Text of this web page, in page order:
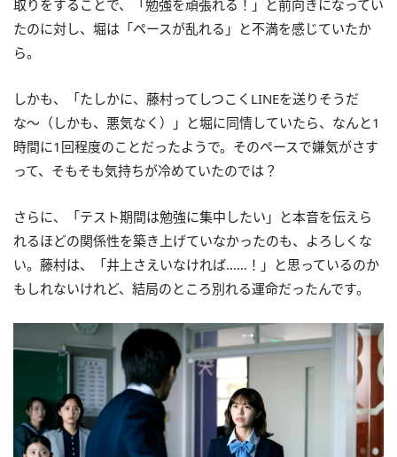
取りをすることで、「勉強を頑張れる！」と前向きになってい
たのに対し、堀は「ペースが乱れる」と不満を感じていたか
ら。
しかも、「たしかに、藤村ってしつこくLINEを送りそうだ
な〜（しかも、悪気なく）」と堀に同情していたら、なんと1
時間に1回程度のことだったようで。そのペースで嫌気がさす
って、そもそも気持ちが冷めていたのでは？
さらに、「テスト期間は勉強に集中したい」と本音を伝えら
れるほどの関係性を築き上げていなかったのも、よろしくな
い。藤村は、「井上さえいなければ……！」と思っているのか
もしれないけれど、結局のところ別れる運命だったんです。